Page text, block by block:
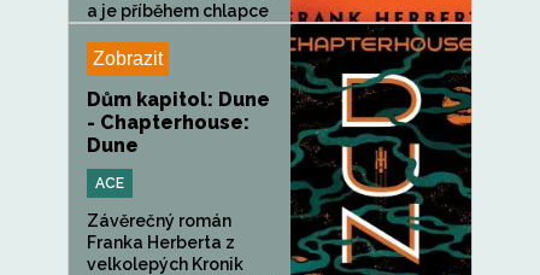
a je příběhem chlapce
Zobrazit
Dům kapitol: Dune
- Chapterhouse:
Dune
ACE
Závěrečný román
Franka Herberta z
velkolepých Kronik